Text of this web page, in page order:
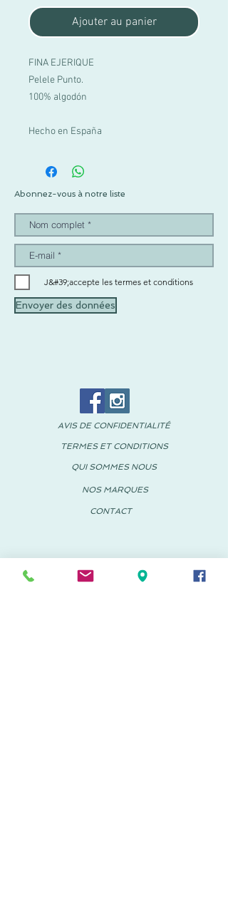
Ajouter au panier
FINA EJERIQUE
Pelele Punto.
100% algodón
Hecho en España
Abonnez-vous à notre liste
J&#39;accepte les termes et conditions
Envoyer des données
© 2018 PACHUS Espagne-Mexique
AVIS DE CONFIDENTIALITÉ
TERMES ET CONDITIONS
QUI SOMMES NOUS
NOS MARQUES
CONTACT